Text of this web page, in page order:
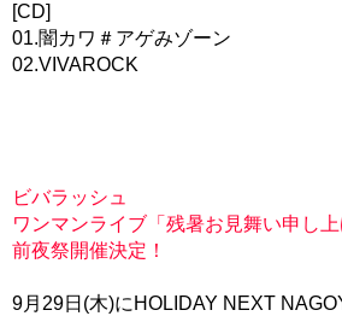
[CD]
01.闇カワ＃アゲみゾーン
02.VIVAROCK
ビバラッシュ
ワンマンライブ「残暑お見舞い申し
前夜祭開催決定！
9月29日(木)にHOLIDAY NEXT